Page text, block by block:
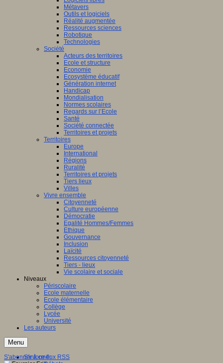
Métavers
Outils et logiciels
Réalité augmentée
Ressources sciences
Robotique
Technologies
Société
Acteurs des territoires
Ecole et structure
Economie
Ecosystème éducatif
Génération internet
Handicap
Mondialisation
Normes scolaires
Regards sur l’Ecole
Santé
Société connectée
Territoires et projets
Territoires
Europe
International
Régions
Ruralité
Territoires et projets
Tiers lieux
Villes
Vivre ensemble
Citoyenneté
Culture européenne
Démocratie
Egalité Hommes/Femmes
Ethique
Gouvernance
Inclusion
Laïcité
Ressources citoyenneté
Tiers - lieux
Vie scolaire et sociale
Niveaux
Périscolaire
Ecole maternelle
Ecole élémentaire
Collège
Lycée
Université
Les auteurs
Menu
S'informer
S'abonner à ce flux RSS